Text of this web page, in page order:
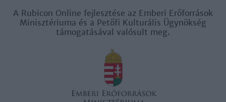
A Rubicon Online fejlesztése az Emberi Erőforrások
Minisztériuma és a Petőfi Kulturális Ügynökség
támogatásával valósult meg.